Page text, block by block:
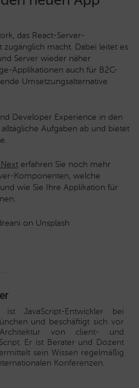
das React-Server-
macht. Dabei leitet es
Server wieder näher
Applikationen auch für B2C-
Umsetzungsalternative
Developer Experience in den
Aufgaben ab und bietet
erfahren Sie noch mehr
Komponenten, welche
wie Sie Ihre Applikation für
on Unsplash
JavaScript-Entwickler bei
und beschäftigt sich vor
von client- und
Er ist Berater und Dozent
sein Wissen regelmäßig
Konferenzen.